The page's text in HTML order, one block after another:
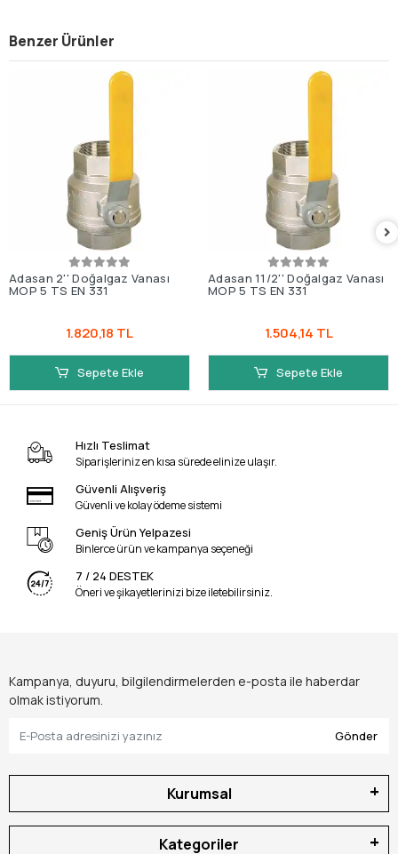
Benzer Ürünler
Adasan 2'' Doğalgaz Vanası
MOP 5 TS EN 331
1.820,18 TL
Sepete Ekle
Adasan 11/2'' Doğalgaz Vanası
MOP 5 TS EN 331
1.504,14 TL
Sepete Ekle
Hızlı Teslimat
Siparişleriniz en kısa sürede elinize ulaşır.
Güvenli Alışveriş
Güvenli ve kolay ödeme sistemi
Geniş Ürün Yelpazesi
Binlerce ürün ve kampanya seçeneği
7 / 24 DESTEK
Öneri ve şikayetlerinizi bize iletebilirsiniz.
Kampanya, duyuru, bilgilendirmelerden e-posta ile haberdar
olmak istiyorum.
Gönder
Kurumsal
Kategoriler